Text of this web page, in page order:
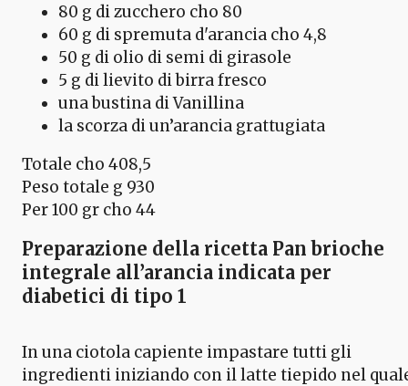
80 g di zucchero cho 80
60 g di spremuta d'arancia cho 4,8
50 g di olio di semi di girasole
5 g di lievito di birra fresco
una bustina di Vanillina
la scorza di un’arancia grattugiata
Totale cho 408,5
Peso totale g 930
Per 100 gr cho 44
Preparazione della ricetta Pan brioche
integrale all’arancia indicata per
diabetici di tipo 1
In una ciotola capiente impastare tutti gli
ingredienti iniziando con il latte tiepido nel